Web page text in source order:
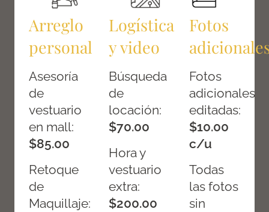
Arreglo
personal
Asesoría
de
vestuario
en mall:
$85.00
Retoque
de
Maquillaje:
Logística
y video
Búsqueda
de
locación:
$70.00
Hora y
vestuario
extra:
$200.00
Fotos
Fotos
adicionales
editadas:
$10.00
c/u
Todas
las fotos
sin